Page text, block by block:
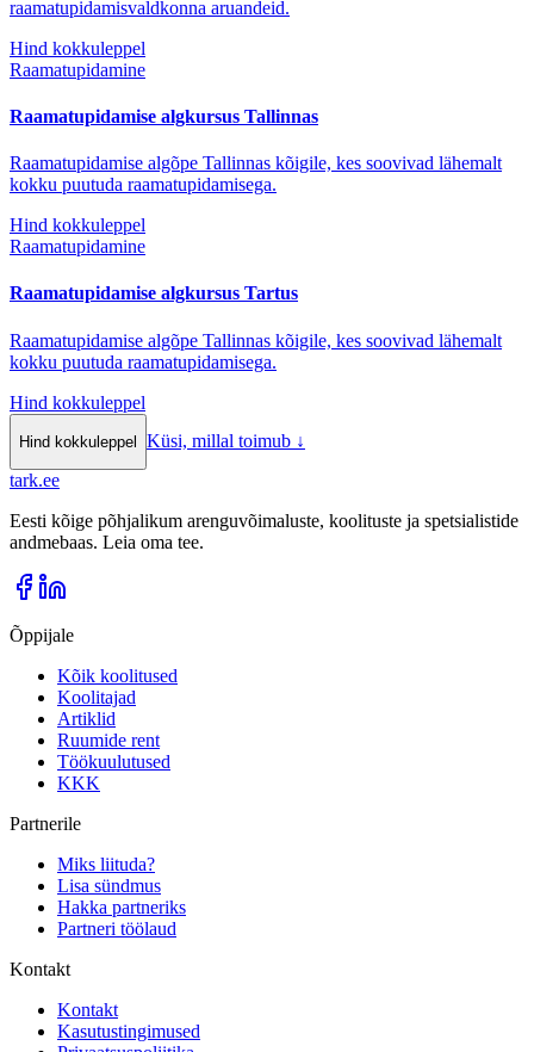
raamatupidamisvaldkonna aruandeid.
Hind kokkuleppel
Raamatupidamine
Raamatupidamise algkursus Tallinnas
Raamatupidamise algõpe Tallinnas kõigile, kes soovivad lähemalt
kokku puutuda raamatupidamisega.
Hind kokkuleppel
Raamatupidamine
Raamatupidamise algkursus Tartus
Raamatupidamise algõpe Tallinnas kõigile, kes soovivad lähemalt
kokku puutuda raamatupidamisega.
Hind kokkuleppel
Hind kokkuleppel Küsi, millal toimub ↓
tark.ee
Eesti kõige põhjalikum arenguvõimaluste, koolituste ja spetsialistide
andmebaas. Leia oma tee.
Õppijale
Kõik koolitused
Koolitajad
Artiklid
Ruumide rent
Töökuulutused
KKK
Partnerile
Miks liituda?
Lisa sündmus
Hakka partneriks
Partneri töölaud
Kontakt
Kontakt
Kasutustingimused